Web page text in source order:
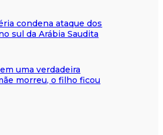
condena ataque dos
sul da Arábia Saudita
uma verdadeira
morreu, o filho ficou